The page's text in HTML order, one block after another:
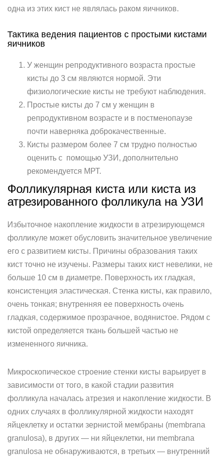
одна из этих кист не являлась раком яичников.
Тактика ведения пациентов с простыми кистами
яичников
У женщин репродуктивного возраста простые
кисты до 3 см являются нормой. Эти
физиологические кисты не требуют наблюдения.
Простые кисты до 7 см у женщин в
репродуктивном возрасте и в постменопаузе
почти наверняка доброкачественные.
Кисты размером более 7 см трудно полностью
оценить с помощью УЗИ, дополнительно
рекомендуется МРТ.
Фолликулярная киста или киста из
атрезированного фолликула на УЗИ
Избыточное накопление жидкости в атрезирующемся
фолликуле может обусловить значительное увеличение
его с развитием кисты. Причины образования таких
кист точно не изучены. Размеры таких кист невелики, не
больше 10 см в диаметре. Поверхность их гладкая,
консистенция эластическая. Стенка кисты, как правило,
очень тонкая; внутренняя ее поверхность очень
гладкая, содержимое прозрачное, водянистое. Рядом с
кистой определяется ткань большей частью не
измененного яичника.
Микроскопическое строение стенки кисты варьирует в
зависимости от того, в какой стадии развития
фолликула началась атрезия и накопление жидкости. В
одних случаях в фолликулярной жидкости находят
яйцеклетку и остатки зернистой мембраны (membrana
granulosa), в других — ни яйцеклетки, ни membrana
granulosa не обнаруживаются, в третьих — внутренний